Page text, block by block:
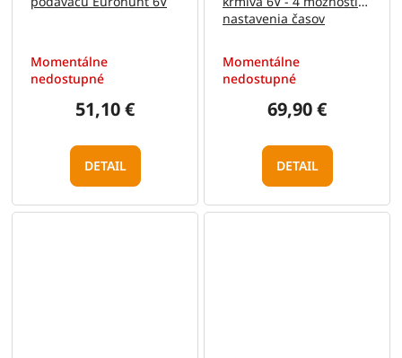
Momentálne
nedostupné
51,10 €
DETAIL
nastavenia časov
Momentálne
nedostupné
69,90 €
DETAIL